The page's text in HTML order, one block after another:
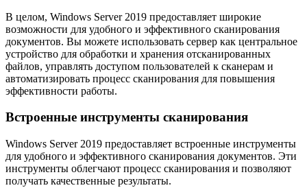
В целом, Windows Server 2019 предоставляет широкие
возможности для удобного и эффективного сканирования
документов. Вы можете использовать сервер как центральное
устройство для обработки и хранения отсканированных
файлов, управлять доступом пользователей к сканерам и
автоматизировать процесс сканирования для повышения
эффективности работы.
Встроенные инструменты сканирования
Windows Server 2019 предоставляет встроенные инструменты
для удобного и эффективного сканирования документов. Эти
инструменты облегчают процесс сканирования и позволяют
получать качественные результаты.